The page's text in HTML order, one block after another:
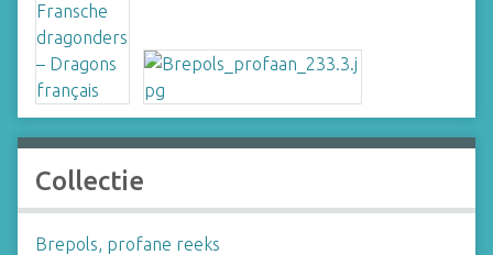
Collectie
Brepols, profane reeks